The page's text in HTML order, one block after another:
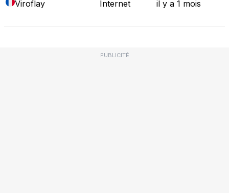
Viroflay
Internet il y a 1 mois
PUBLICITÉ